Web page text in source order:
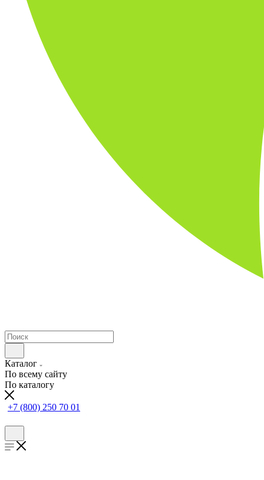
Каталог
По всему сайту
По каталогу
+7 (800) 250 70 01